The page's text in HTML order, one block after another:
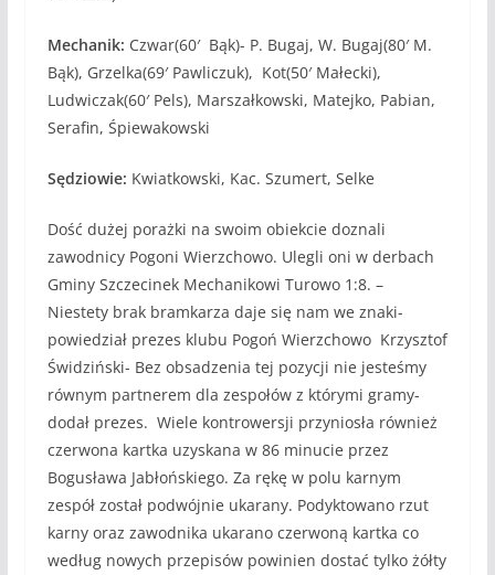
Mechanik: Czwar(60′ Bąk)- P. Bugaj, W. Bugaj(80′ M.
Bąk), Grzelka(69′ Pawliczuk), Kot(50′ Małecki),
Ludwiczak(60′ Pels), Marszałkowski, Matejko, Pabian,
Serafin, Śpiewakowski
Sędziowie: Kwiatkowski, Kac. Szumert, Selke
Dość dużej porażki na swoim obiekcie doznali
zawodnicy Pogoni Wierzchowo. Ulegli oni w derbach
Gminy Szczecinek Mechanikowi Turowo 1:8. –
Niestety brak bramkarza daje się nam we znaki-
powiedział prezes klubu Pogoń Wierzchowo Krzysztof
Świdziński- Bez obsadzenia tej pozycji nie jesteśmy
równym partnerem dla zespołów z którymi gramy-
dodał prezes. Wiele kontrowersji przyniosła również
czerwona kartka uzyskana w 86 minucie przez
Bogusława Jabłońskiego. Za rękę w polu karnym
zespół został podwójnie ukarany. Podyktowano rzut
karny oraz zawodnika ukarano czerwoną kartka co
według nowych przepisów powinien dostać tylko żółty